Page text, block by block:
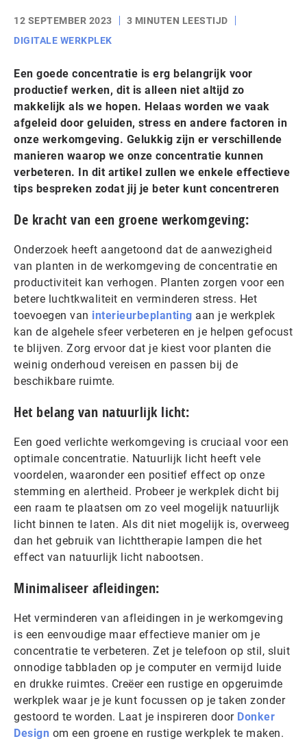
12 SEPTEMBER 2023
3 MINUTEN LEESTIJD
DIGITALE WERKPLEK
Een goede concentratie is erg belangrijk voor
productief werken, dit is alleen niet altijd zo
makkelijk als we hopen. Helaas worden we vaak
afgeleid door geluiden, stress en andere factoren in
onze werkomgeving. Gelukkig zijn er verschillende
manieren waarop we onze concentratie kunnen
verbeteren. In dit artikel zullen we enkele effectieve
tips bespreken zodat jij je beter kunt concentreren
De kracht van een groene werkomgeving:
Onderzoek heeft aangetoond dat de aanwezigheid
van planten in de werkomgeving de concentratie en
productiviteit kan verhogen. Planten zorgen voor een
betere luchtkwaliteit en verminderen stress. Het
toevoegen van interieurbeplanting aan je werkplek
kan de algehele sfeer verbeteren en je helpen gefocust
te blijven. Zorg ervoor dat je kiest voor planten die
weinig onderhoud vereisen en passen bij de
beschikbare ruimte.
Het belang van natuurlijk licht:
Een goed verlichte werkomgeving is cruciaal voor een
optimale concentratie. Natuurlijk licht heeft vele
voordelen, waaronder een positief effect op onze
stemming en alertheid. Probeer je werkplek dicht bij
een raam te plaatsen om zo veel mogelijk natuurlijk
licht binnen te laten. Als dit niet mogelijk is, overweeg
dan het gebruik van lichttherapie lampen die het
effect van natuurlijk licht nabootsen.
Minimaliseer afleidingen:
Het verminderen van afleidingen in je werkomgeving
is een eenvoudige maar effectieve manier om je
concentratie te verbeteren. Zet je telefoon op stil, sluit
onnodige tabbladen op je computer en vermijd luide
en drukke ruimtes. Creëer een rustige en opgeruimde
werkplek waar je je kunt focussen op je taken zonder
gestoord te worden. Laat je inspireren door Donker
Design om een groene en rustige werkplek te maken.